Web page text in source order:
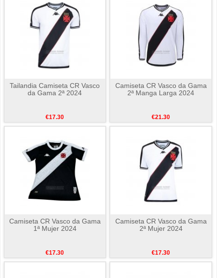
Tailandia Camiseta CR Vasco
da Gama 2ª 2024
€17.30
Camiseta CR Vasco da Gama
2ª Manga Larga 2024
€21.30
Camiseta CR Vasco da Gama
1ª Mujer 2024
€17.30
Camiseta CR Vasco da Gama
2ª Mujer 2024
€17.30